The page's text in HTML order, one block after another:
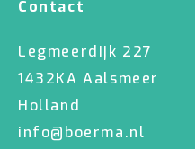
Contact
Legmeerdijk 227
1432KA Aalsmeer
Holland
info@boerma.nl